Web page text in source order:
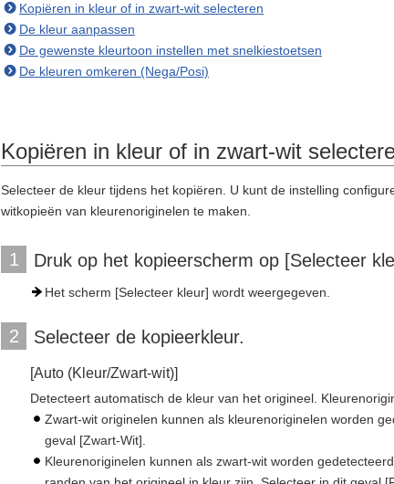
Kopiëren in kleur of in zwart-wit selecteren
De kleur aanpassen
De gewenste kleurtoon instellen met snelkiestoetsen
De kleuren omkeren (Nega/Posi)
Kopiëren in kleur of in zwart-wit
Selecteer de kleur tijdens het kopiëren. U kunt de instelling
witkopieën van kleurenoriginelen te maken.
1 Druk op het kopieerscherm op [Selecteer
Het scherm [Selecteer kleur] wordt weergegeven.
2 Selecteer de kopieerkleur.
[Auto (Kleur/Zwart-wit)]
Detecteert automatisch de kleur van het origineel.
Zwart-wit originelen kunnen als kleurenoriginelen worden
geval [Zwart-Wit].
Kleurenoriginelen kunnen als zwart-wit worden